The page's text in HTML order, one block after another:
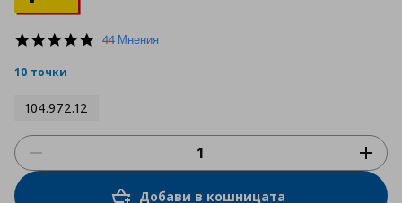
4.9
44 Мнения
10 точки
104.972.12
Добави в кошницата